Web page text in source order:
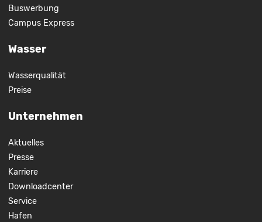
Buswerbung
Campus Express
Wasser
Wasserqualität
Preise
Unternehmen
Aktuelles
Presse
Karriere
Downloadcenter
Service
Hafen